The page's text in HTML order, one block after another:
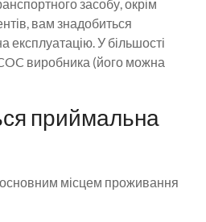
засобу, окрім
вам знадобиться
експлуатацію. У більшості
виробника (його можна
приймальна
основним місцем проживання